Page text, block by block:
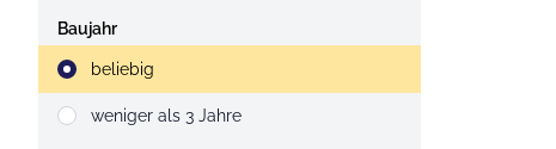
Baujahr
Strahlruder
beliebig
weniger als 3 Jahre